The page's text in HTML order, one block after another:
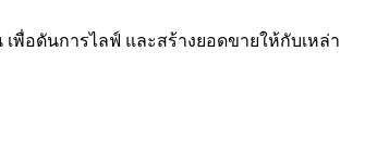
พื่อดันการไลฟ์ และสร้างยอดขายให้กับเหล่า